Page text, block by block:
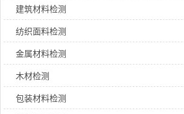
建筑材料检测
纺织面料检测
金属材料检测
木材检测
包装材料检测